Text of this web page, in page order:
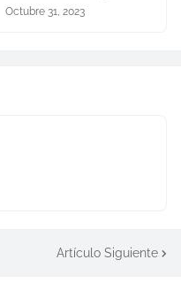
Octubre 31, 2023
Artículo Siguiente